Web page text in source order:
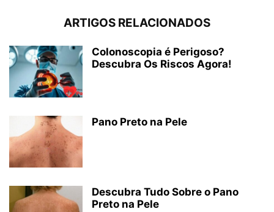
ARTIGOS RELACIONADOS
Colonoscopia é Perigoso?
Descubra Os Riscos Agora!
Pano Preto na Pele
Descubra Tudo Sobre o Pano
Preto na Pele